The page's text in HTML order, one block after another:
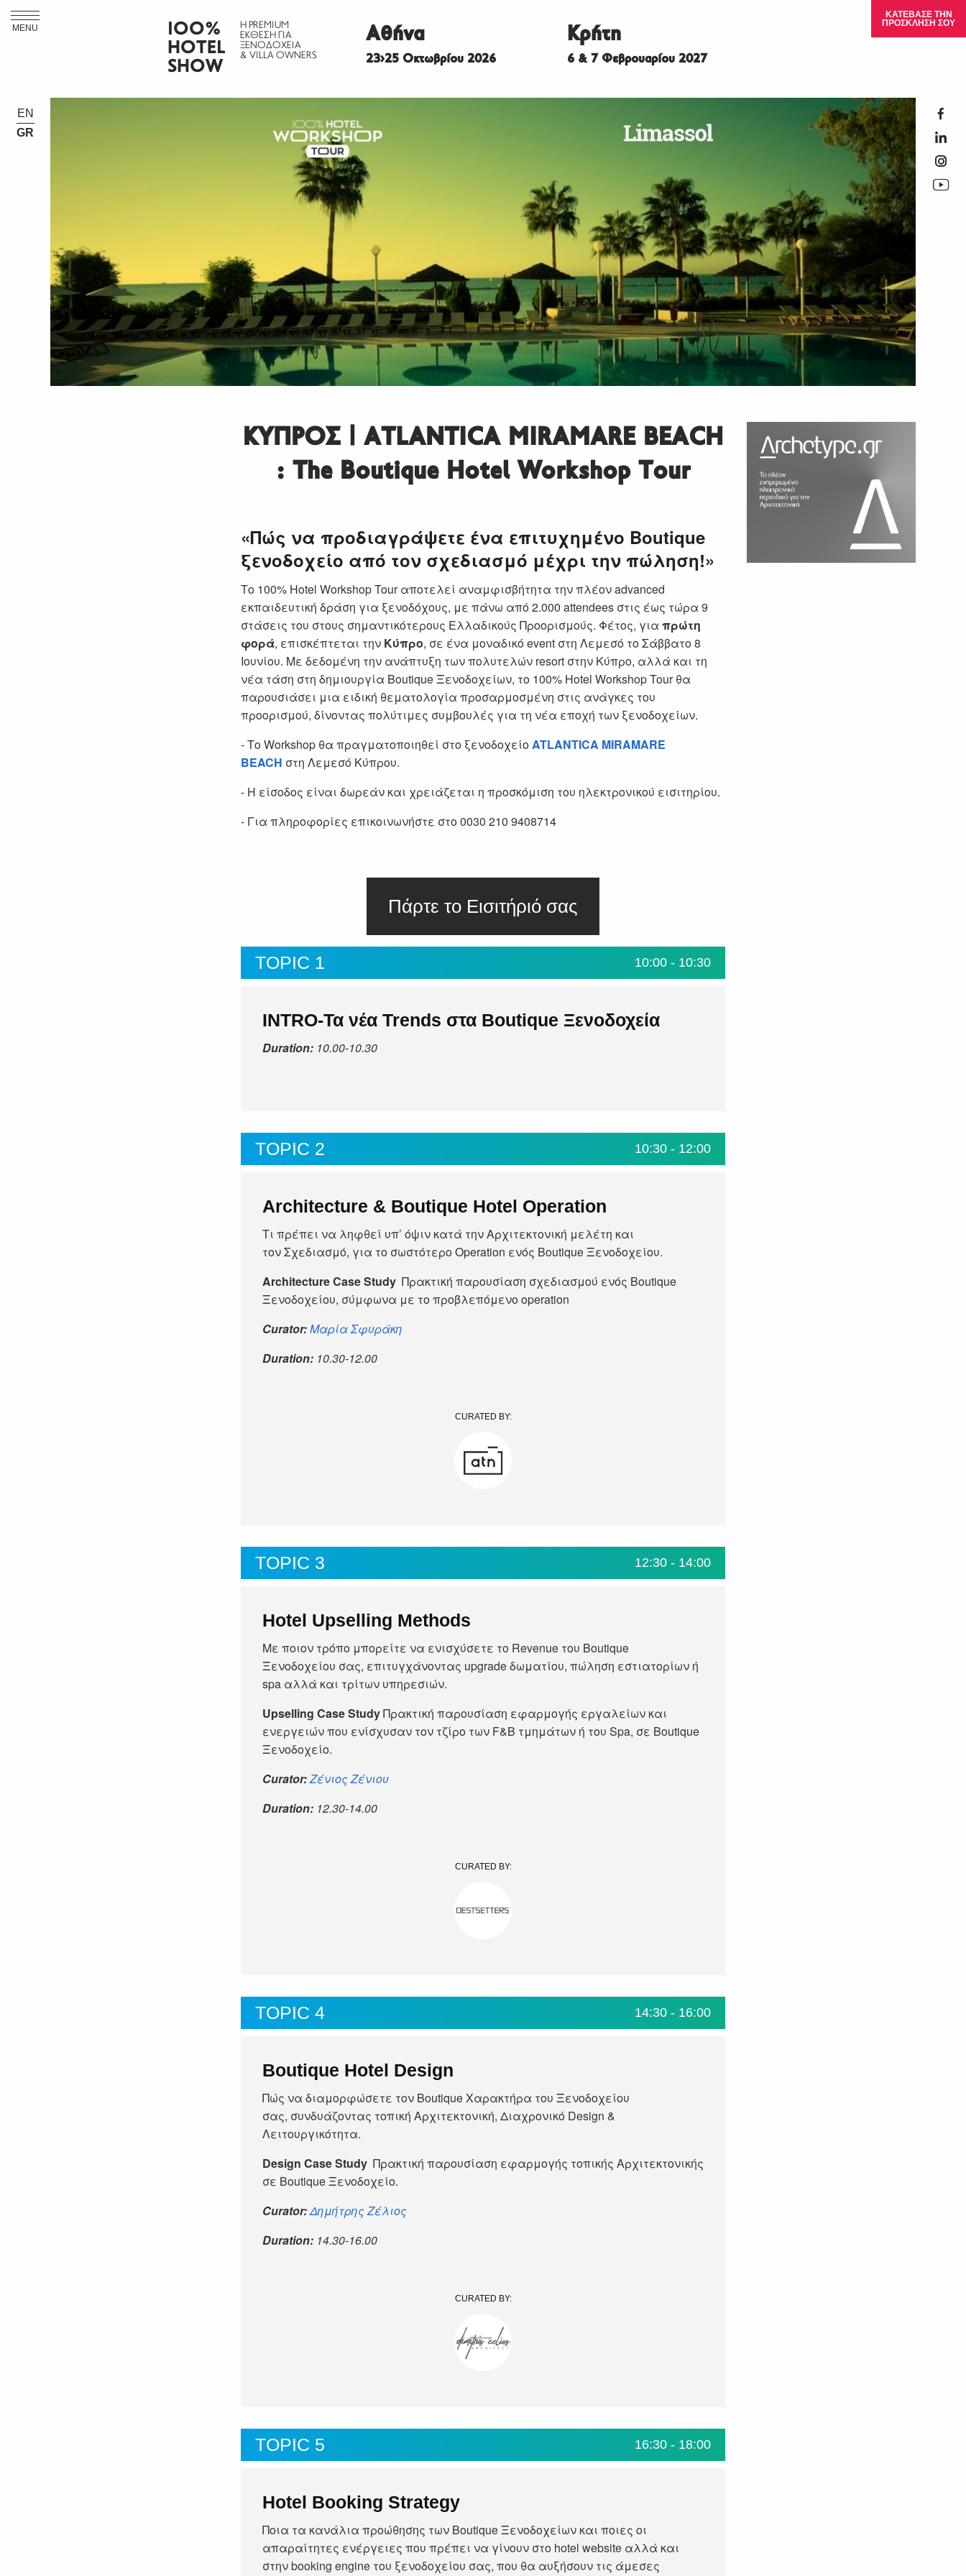
MENU
ΙΟΟ%
HOTEL
SHOW
Η PREMIUM
ΕΚΘΕΣΗ ΓΙΑ
ΞΕΝΟΔΟΧΕΙΑ
& VILLA OWNERS
Αθήνα
23>25 Οκτωβρίου 2026
Κρήτη
6 & 7 Φεβρουαρίου 2027
ΚΑΤΕΒΑΣΕ ΤΗΝ
ΠΡΟΣΚΛΗΣΗ ΣΟΥ
EN
GR
ΚΥΠΡΟΣ | ATLANTICA MIRAMARE BEACH
: The Boutique Hotel Workshop Tour
«Πώς να προδιαγράψετε ένα επιτυχημένο Boutique
ξενοδοχείο από τον σχεδιασμό μέχρι την πώληση!»
Το 100% Hotel Workshop Tour αποτελεί αναμφισβήτητα την πλέον advanced
εκπαιδευτική δράση για ξενοδόχους, με πάνω από 2.000 attendees στις έως τώρα 9
στάσεις του στους σημαντικότερους Ελλαδικούς Προορισμούς. Φέτος, για πρώτη
φορά, επισκέπτεται την Κύπρο, σε ένα μοναδικό event στη Λεμεσό το Σάββατο 8
Ιουνίου. Με δεδομένη την ανάπτυξη των πολυτελών resort στην Κύπρο, αλλά και τη
νέα τάση στη δημιουργία Boutique Ξενοδοχείων, το 100% Hotel Workshop Tour θα
παρουσιάσει μια ειδική θεματολογία προσαρμοσμένη στις ανάγκες του
προορισμού, δίνοντας πολύτιμες συμβουλές για τη νέα εποχή των ξενοδοχείων.
- Το Workshop θα πραγματοποιηθεί στο ξενοδοχείοATLANTICA MIRAMARE
BEACH στη Λεμεσό Κύπρου.
- Η είσοδος είναι δωρεάν και χρειάζεται η προσκόμιση του ηλεκτρονικού εισιτηρίου.
- Για πληροφορίες επικοινωνήστε στο 0030 210 9408714
Πάρτε το Εισιτήριό σας
TOPIC 1 10:00 - 10:30
INTRO-Τα νέα Trends στα Boutique Ξενοδοχεία
Duration: 10.00-10.30
TOPIC 2 10:30 - 12:00
Architecture & Boutique Hotel Operation
Τι πρέπει να ληφθεί υπ’ όψιν κατά την Αρχιτεκτονική μελέτη και
τον Σχεδιασμό, για το σωστότερο Operation ενός Boutique Ξενοδοχείου.
Architecture Case Study Πρακτική παρουσίαση σχεδιασμού ενός Boutique
Ξενοδοχείου, σύμφωνα με το προβλεπόμενο operation
Curator:Μαρία Σφυράκη
Duration: 10.30-12.00
CURATED BY:
TOPIC 3 12:30 - 14:00
Hotel Upselling Methods
Με ποιον τρόπο μπορείτε να ενισχύσετε το Revenue του Boutique
Ξενοδοχείου σας, επιτυγχάνοντας upgrade δωματίου, πώληση εστιατορίων ή
spa αλλά και τρίτων υπηρεσιών.
Upselling Case StudyΠρακτική παρουσίαση εφαρμογής εργαλείων και
ενεργειών που ενίσχυσαν τον τζίρο των F&B τμημάτων ή του Spa, σε Boutique
Ξενοδοχείο.
Curator:Ζένιος Ζένιου
Duration: 12.30-14.00
CURATED BY:
TOPIC 4 14:30 - 16:00
Boutique Hotel Design
Πώς να διαμορφώσετε τον Boutique Χαρακτήρα του Ξενοδοχείου
σας, συνδυάζοντας τοπική Αρχιτεκτονική, Διαχρονικό Design &
Λειτουργικότητα.
Design Case Study Πρακτική παρουσίαση εφαρμογής τοπικής Αρχιτεκτονικής
σε Boutique Ξενοδοχείο.
Curator:Δημήτρης Ζέλιος
Duration: 14.30-16.00
CURATED BY:
TOPIC 5 16:30 - 18:00
Hotel Booking Strategy
Ποια τα κανάλια προώθησης των Boutique Ξενοδοχείων και ποιες οι
απαραίτητες ενέργειες που πρέπει να γίνουν στο hotel website αλλά και
στην booking engine του ξενοδοχείου σας, που θα αυξήσουν τις άμεσες
SUBSCRIBE